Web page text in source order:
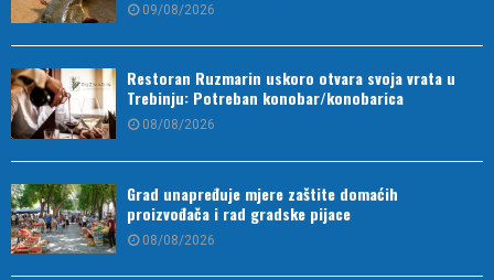
09/08/2026
Restoran Ruzmarin uskoro otvara svoja vrata u
Trebinju: Potreban konobar/konobarica
08/08/2026
Grad unapređuje mjere zaštite domaćih
proizvođača i rad gradske pijace
08/08/2026